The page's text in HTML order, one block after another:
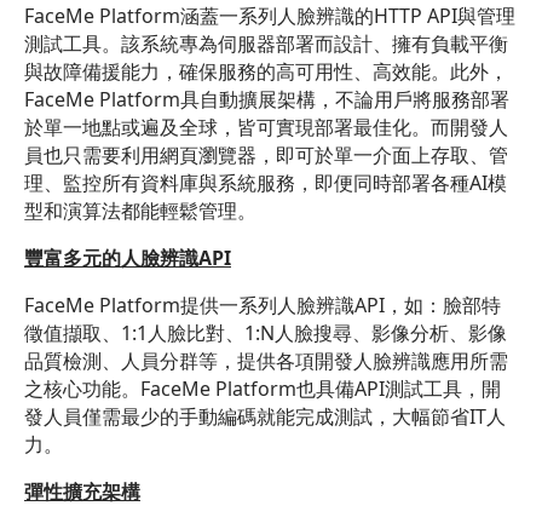
FaceMe Platform涵蓋一系列人臉辨識的HTTP API與管理
測試工具。該系統專為伺服器部署而設計、擁有負載平衡
與故障備援能力，確保服務的高可用性、高效能。此外，
FaceMe Platform具自動擴展架構，不論用戶將服務部署
於單一地點或遍及全球，皆可實現部署最佳化。而開發人
員也只需要利用網頁瀏覽器，即可於單一介面上存取、管
理、監控所有資料庫與系統服務，即便同時部署各種AI模
型和演算法都能輕鬆管理。
豐富多元的人臉辨識API
FaceMe Platform提供一系列人臉辨識API，如：臉部特
徵值擷取、1:1人臉比對、1:N人臉搜尋、影像分析、影像
品質檢測、人員分群等，提供各項開發人臉辨識應用所需
之核心功能。FaceMe Platform也具備API測試工具，開
發人員僅需最少的手動編碼就能完成測試，大幅節省IT人
力。
彈性擴充架構